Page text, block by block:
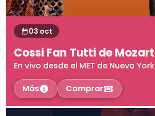
03 oct
Cossi Fan Tutti de Mozart
En vivo desde el MET de Nueva York
Más
Comprar